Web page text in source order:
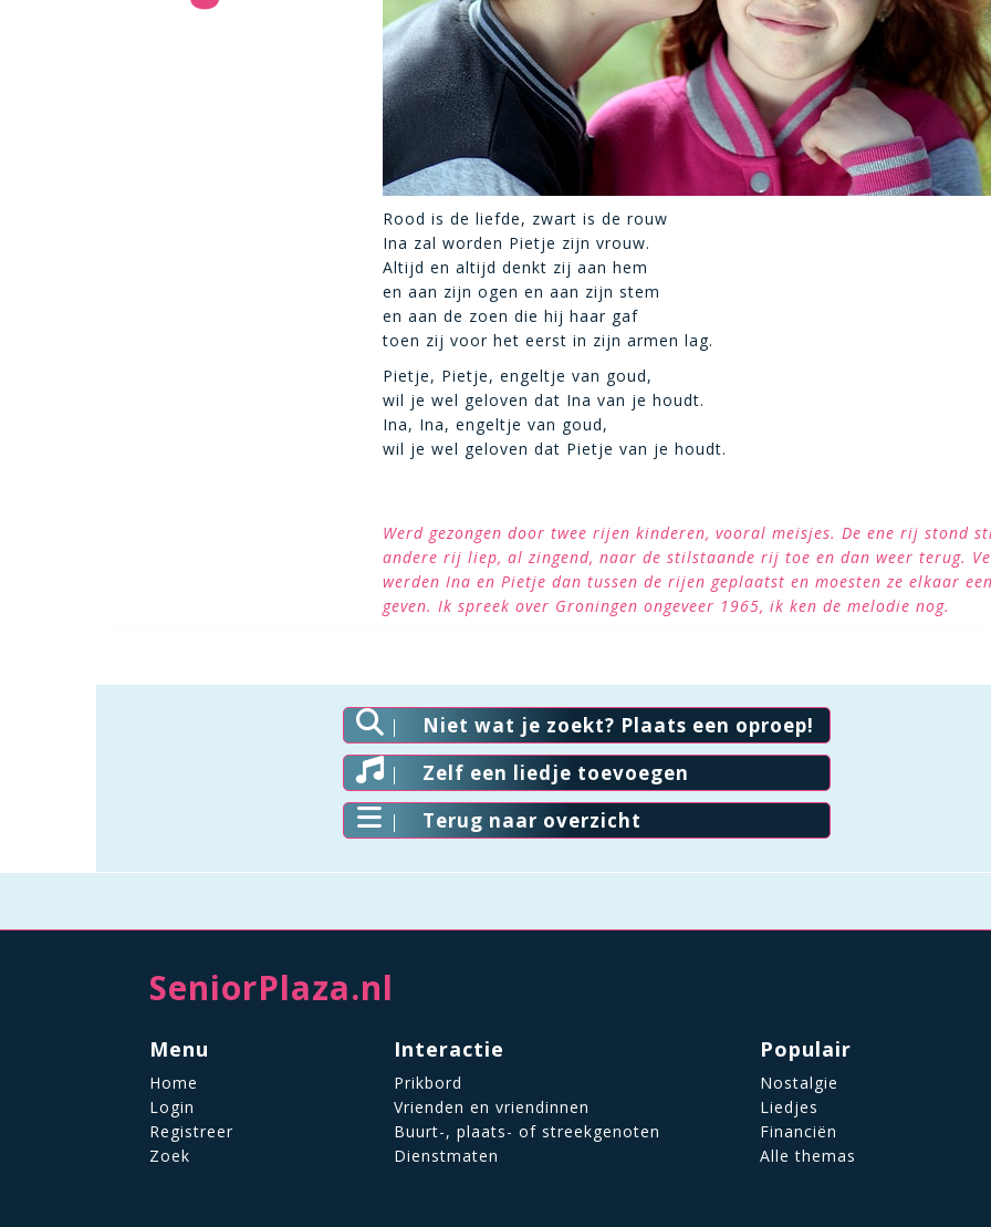
Rood is de liefde, zwart is de rouw
Ina zal worden Pietje zijn vrouw.
Altijd en altijd denkt zij aan hem
en aan zijn ogen en aan zijn stem
en aan de zoen die hij haar gaf
toen zij voor het eerst in zijn armen lag.
Pietje, Pietje, engeltje van goud,
wil je wel geloven dat Ina van je houdt.
Ina, Ina, engeltje van goud,
wil je wel geloven dat Pietje van je houdt.
Werd gezongen door twee rijen kinderen, vooral meisjes. De ene rij stond
andere rij liep, al zingend, naar de stilstaande rij toe en dan weer terug.
werden Ina en Pietje dan tussen de rijen geplaatst en moesten ze elkaar
geven. Ik spreek over Groningen ongeveer 1965, ik ken de melodie nog.
Niet wat je zoekt? Plaats een oproep!
Zelf een liedje toevoegen
Terug naar overzicht
SeniorPlaza.nl
Menu
Home
Login
Registreer
Zoek
Interactie
Prikbord
Vrienden en vriendinnen
Buurt-, plaats- of streekgenoten
Dienstmaten
Populair
Nostalgie
Liedjes
Financiën
Alle themas